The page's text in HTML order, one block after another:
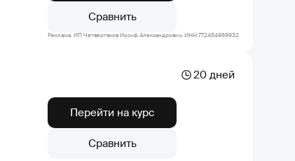
Сравнить
Реклама. ИП Четвертаков Иосиф Александрович, ИНН:772454969932
20 дней
Перейти на курс
Сравнить